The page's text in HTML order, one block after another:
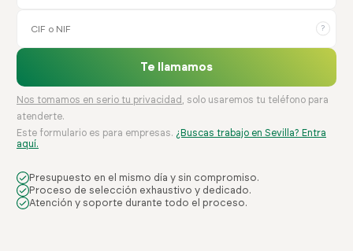
?
Te llamamos
Nos tomamos en serio tu privacidad
, solo usaremos tu teléfono para
atenderte.
Este formulario es para empresas. ¿Buscas trabajo en Sevilla? Entra
aquí.
Presupuesto en el mismo día y sin compromiso.
Proceso de selección exhaustivo y dedicado.
Atención y soporte durante todo el proceso.